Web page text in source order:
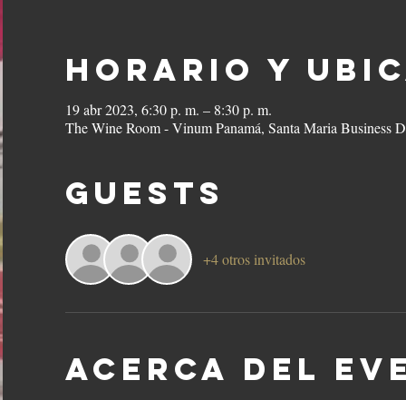
Horario y
19 abr 2023, 6:30 p. m. – 8:30 p. m.
The Wine Room - Vinum Panamá, Santa Maria Business
Guests
+4 otros invitados
Acerca del